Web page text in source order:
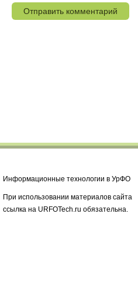
Информационные технологии в УрФО
При использовании материалов сайта
ссылка на URFOTech.ru обязательна.